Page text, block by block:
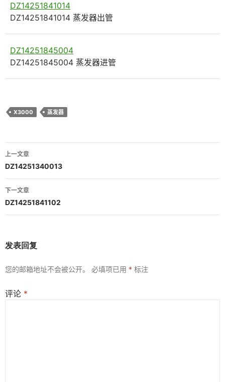
DZ14251841014
DZ14251841014 蒸发器出管
DZ14251845004
DZ14251845004 蒸发器进管
X3000 蒸发器
文
章
导
航
上一文章
DZ14251340013
下一文章
DZ14251841102
发表回复
您的邮箱地址不会被公开。 必填项已用 * 标注
评论 *